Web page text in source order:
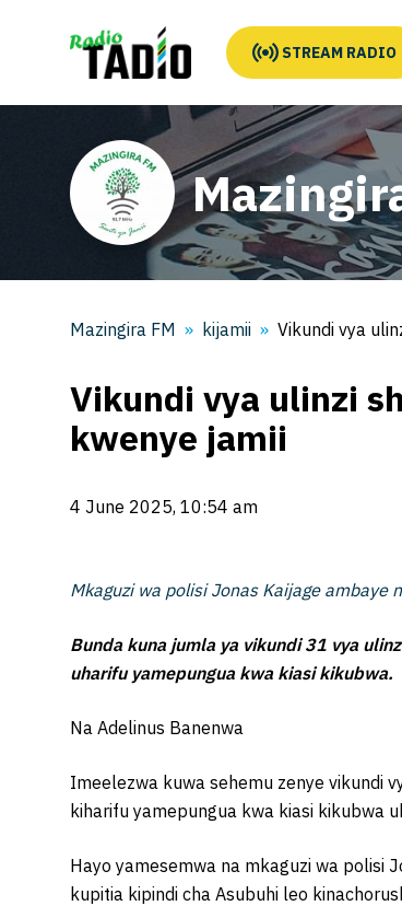
STREAM RADIO
Mazingira FM kijamii Vikundi vya
Vikundi vya ulinzi
kwenye jamii
4 June 2025, 10:54 am
Mkaguzi wa polisi Jonas Kaijage
Bunda kuna jumla ya vikundi 31 vya
uharifu yamepungua kwa kiasi kikubwa.
Na Adelinus Banenwa
Imeelezwa kuwa sehemu zenye vikundi
kiharifu yamepungua kwa kiasi kikubwa
Hayo yamesemwa na mkaguzi wa polisi
kupitia kipindi cha Asubuhi leo